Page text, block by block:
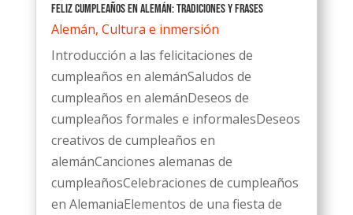
Feliz cumpleaños en alemán: Tradiciones y Frases
Alemán, Cultura e inmersión
Introducción a las felicitaciones de
cumpleaños en alemánSaludos de
cumpleaños en alemánDeseos de
cumpleaños formales e informalesDeseos
creativos de cumpleaños en
alemánCanciones alemanas de
cumpleañosCelebraciones de cumpleaños
en AlemaniaElementos de una fiesta de